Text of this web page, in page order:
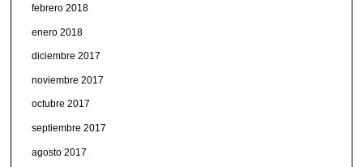
febrero 2018
enero 2018
diciembre 2017
noviembre 2017
octubre 2017
septiembre 2017
agosto 2017